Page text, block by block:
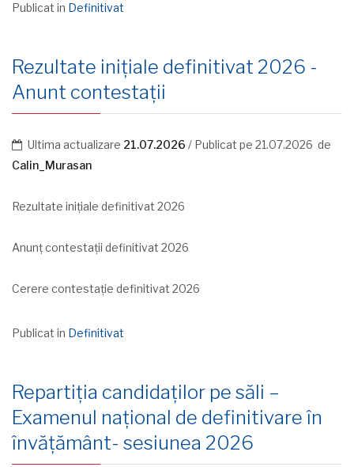
Publicat in Definitivat
Rezultate inițiale definitivat 2026 -
Anunt contestații
Ultima actualizare 21.07.2026 / Publicat pe 21.07.2026 de
Calin_Murasan
Rezultate inițiale definitivat 2026
Anunț contestații definitivat 2026
Cerere contestație definitivat 2026
Publicat in Definitivat
Repartiţia candidaţilor pe săli –
Examenul naţional de definitivare în
învăţământ- sesiunea 2026